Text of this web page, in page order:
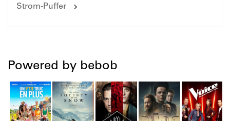
Strom-Puffer
Powered by bebob